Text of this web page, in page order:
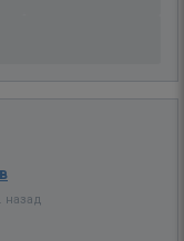
назад